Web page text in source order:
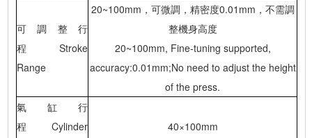
可調整行
程 Stroke
Range
20~100mm，可微調，精密度0.01mm，不需調
整機身高度
20~100mm, Fine-tuning supported,
accuracy:0.01mm;No need to adjust the height
of the press.
氣缸行
程 Cylinder
40×100mm